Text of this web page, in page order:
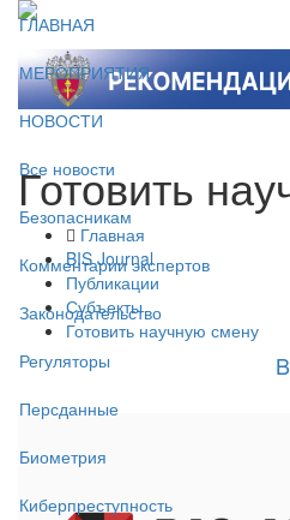
ГЛАВНАЯ
МЕРОПРИЯТИЯ
НОВОСТИ
Все новости
Безопасникам
Комментарии экспертов
Законодательство
Регуляторы
Персданные
Биометрия
Киберпреступность
Готовить
Главная
BIS Journal
Публикации
Субъекты
Готовить научную смену